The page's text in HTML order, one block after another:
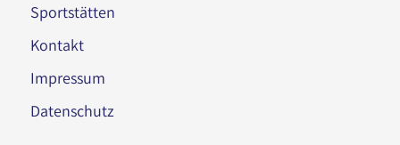
Sportstätten
Kontakt
Impressum
Datenschutz